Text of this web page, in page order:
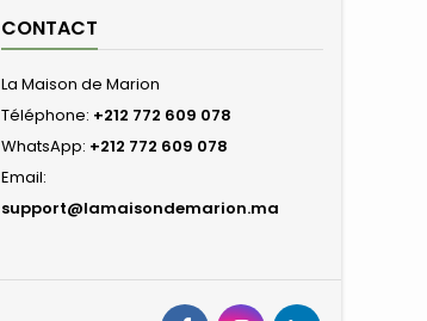
CONTACT
La Maison de Marion
Téléphone: +212 772 609 078
WhatsApp: +212 772 609 078
Email:
support@lamaisondemarion.ma